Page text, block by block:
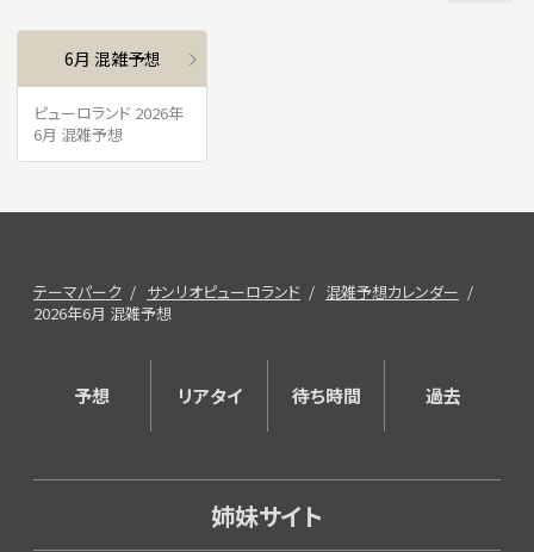
6月 混雑予想
ピューロランド 2026年
6月 混雑予想
テーマパーク サンリオピューロランド
混雑予想カレンダー
2026年6月 混雑予想
予想 リアタイ 待ち時間 過去
姉妹サイト